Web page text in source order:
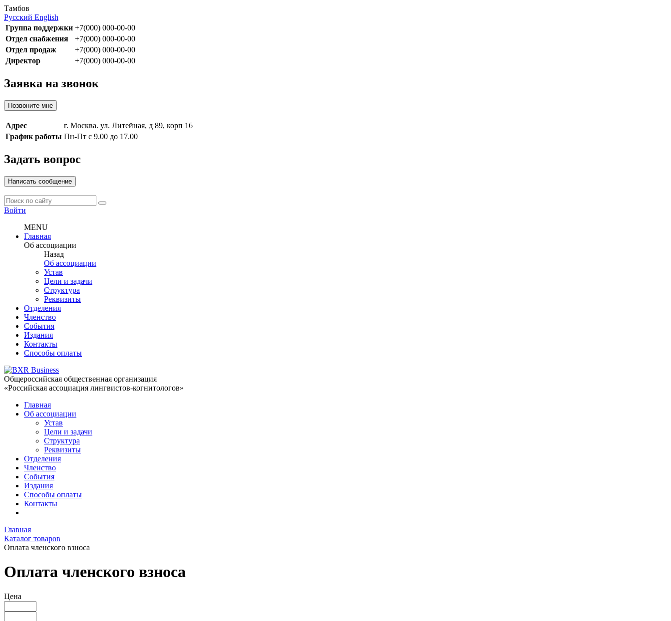
Тамбов
Русский English
Группа поддержки +7(000) 000-00-00
Отдел снабжения
+7(000) 000-00-00
Отдел продаж
+7(000) 000-00-00
Директор
+7(000) 000-00-00
Заявка на звонок
Позвоните мне
Адрес
г. Москва. ул. Литейная, д 89, корп 16
График работы Пн-Пт с 9.00 до 17.00
Задать вопрос
Написать сообщение
Войти
MENU
Главная
Об ассоциации
Назад
Об ассоциации
Устав
Цели и задачи
Структура
Реквизиты
Отделения
Членство
События
Издания
Контакты
Способы оплаты
Общероссийская общественная организация
«Российская ассоциация лингвистов-когнитологов»
Главная
Об ассоциации
Устав
Цели и задачи
Структура
Реквизиты
Отделения
Членство
События
Издания
Способы оплаты
Контакты
Главная
Каталог товаров
Оплата членского взноса
Оплата членского взноса
Цена